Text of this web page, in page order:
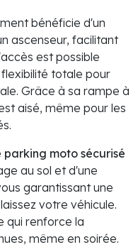
bénéficie d'un
ascenseur, facilitant
est possible
totale pour
Grâce à sa rampe à
aisé, même pour les
parking moto sécurisé
au sol et d'une
garantissant une
votre véhicule.
qui renforce la
même en soirée.